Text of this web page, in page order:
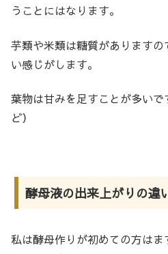
うことにはなります。
芋類や米類は糖質があります
い感じがします。
葉物は甘みを足すことが多い
ど）
酵母液の出来上がりの違
私は酵母作りが初めての方は